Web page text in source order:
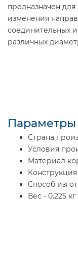
предназначен
изменения
соединительных
различных
Параметры
Страна
Условия
Материал
Способ
Вес - 0.225 кг